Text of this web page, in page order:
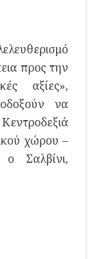
προς την
αξίες»,
να
χώρου –
Σαλβίνι,